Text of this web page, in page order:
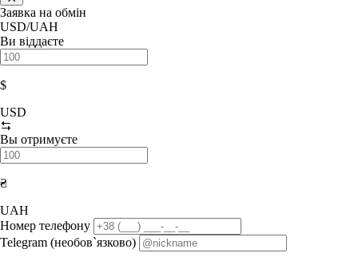
Заявка на обмін
USD/UAH
Ви віддаєте
$
USD
Вы отримуєте
₴
UAH
Номер телефону
Telegram (необов`язково)